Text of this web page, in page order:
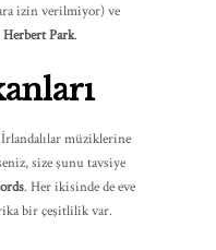
izin verilmiyor) ve
Herbert Park.
müziklerine
size şunu tavsiye
. Her ikisinde de eve
bir çeşitlilik var.